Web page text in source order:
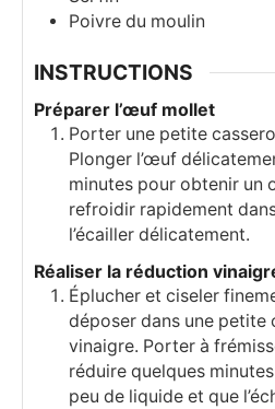
Poivre du moulin
INSTRUCTIONS
Préparer l’œuf mollet
Porter une petite
Plonger l’œuf
minutes pour obtenir un
refroidir rapidement
l’écailler délicatement.
Réaliser la réduction
Éplucher et ciseler
déposer dans une petite
vinaigre. Porter à
réduire quelques minutes
peu de liquide et que